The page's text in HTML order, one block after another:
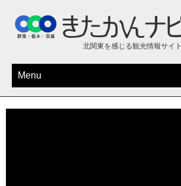
北関東を感じる観光情報サイト
Menu